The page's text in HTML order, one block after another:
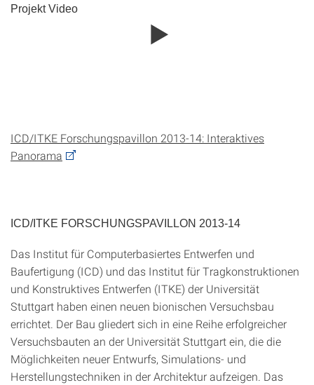
Projekt Video
ICD/ITKE Forschungspavillon 2013-14: Interaktives
Panorama
ICD/ITKE FORSCHUNGSPAVILLON 2013-14
Das Institut für Computerbasiertes Entwerfen und
Baufertigung (ICD) und das Institut für Tragkonstruktionen
und Konstruktives Entwerfen (ITKE) der Universität
Stuttgart haben einen neuen bionischen Versuchsbau
errichtet. Der Bau gliedert sich in eine Reihe erfolgreicher
Versuchsbauten an der Universität Stuttgart ein, die die
Möglichkeiten neuer Entwurfs, Simulations- und
Herstellungstechniken in der Architektur aufzeigen. Das